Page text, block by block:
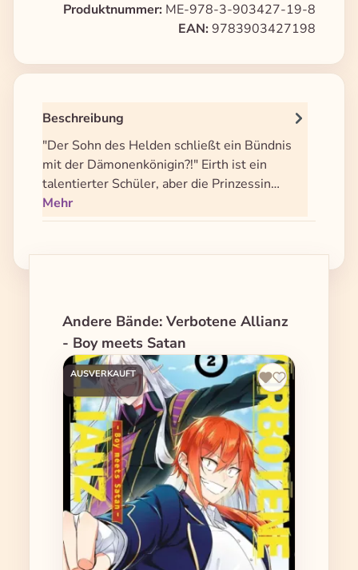
Produktnummer: ME-978-3-903427-19-8
EAN: 9783903427198
Beschreibung
"Der Sohn des Helden schließt ein Bündnis
mit der Dämonenkönigin?!" Eirth ist ein
talentierter Schüler, aber die Prinzessin…
Mehr
Produktgalerie überspringen
Andere Bände: Verbotene Allianz
- Boy meets Satan
AUSVERKAUFT